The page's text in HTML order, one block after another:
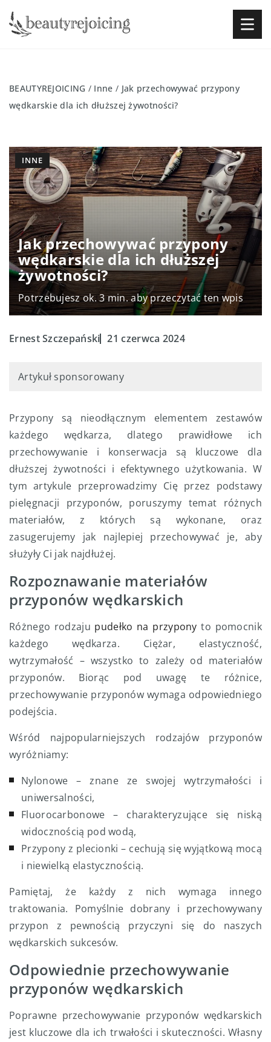
BEAUTYREJOICING / Inne / Jak przechowywać przypony
wędkarskie dla ich dłuższej żywotności?
Jak przechowywać przypony
wędkarskie dla ich dłuższej
żywotności?
Potrzebujesz ok. 3 min. aby przeczytać ten wpis
INNE
Ernest Szczepański 21 czerwca 2024
Artykuł sponsorowany
Przypony są nieodłącznym elementem zestawów
każdego wędkarza, dlatego prawidłowe ich
przechowywanie i konserwacja są kluczowe dla
dłuższej żywotności i efektywnego użytkowania. W
tym artykule przeprowadzimy Cię przez podstawy
pielęgnacji przyponów, poruszymy temat różnych
materiałów, z których są wykonane, oraz
zasugerujemy jak najlepiej przechowywać je, aby
służyły Ci jak najdłużej.
Rozpoznawanie materiałów
przyponów wędkarskich
Różnego rodzaju pudełko na przypony to pomocnik
każdego wędkarza. Ciężar, elastyczność,
wytrzymałość – wszystko to zależy od materiałów
przyponów. Biorąc pod uwagę te różnice,
przechowywanie przyponów wymaga odpowiedniego
podejścia.
Wśród najpopularniejszych rodzajów przyponów
wyróżniamy:
Nylonowe – znane ze swojej wytrzymałości i
uniwersalności,
Fluorocarbonowe – charakteryzujące się niską
widocznością pod wodą,
Przypony z plecionki – cechują się wyjątkową mocą
i niewielką elastycznością.
Pamiętaj, że każdy z nich wymaga innego
traktowania. Pomyślnie dobrany i przechowywany
przypon z pewnością przyczyni się do naszych
wędkarskich sukcesów.
Odpowiednie przechowywanie
przyponów wędkarskich
Poprawne przechowywanie przyponów wędkarskich
jest kluczowe dla ich trwałości i skuteczności. Własny